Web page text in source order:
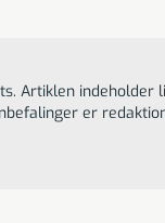
Artiklen
er